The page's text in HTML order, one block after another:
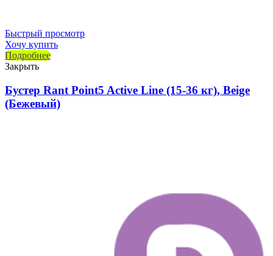
Быстрый просмотр
Хочу купить
Подробнее
Закрыть
Бустер Rant Point5 Active Line (15-36 кг), Beige
(Бежевый)